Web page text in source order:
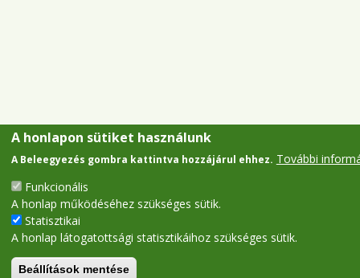
A honlapon sütiket használunk
A Beleegyezés gombra kattintva hozzájárul ehhez. További
Funkcionális
A honlap működéséhez szükséges sütik.
Statisztikai
A honlap látogatottsági statisztikáihoz szükséges sütik.
Beállítások mentése